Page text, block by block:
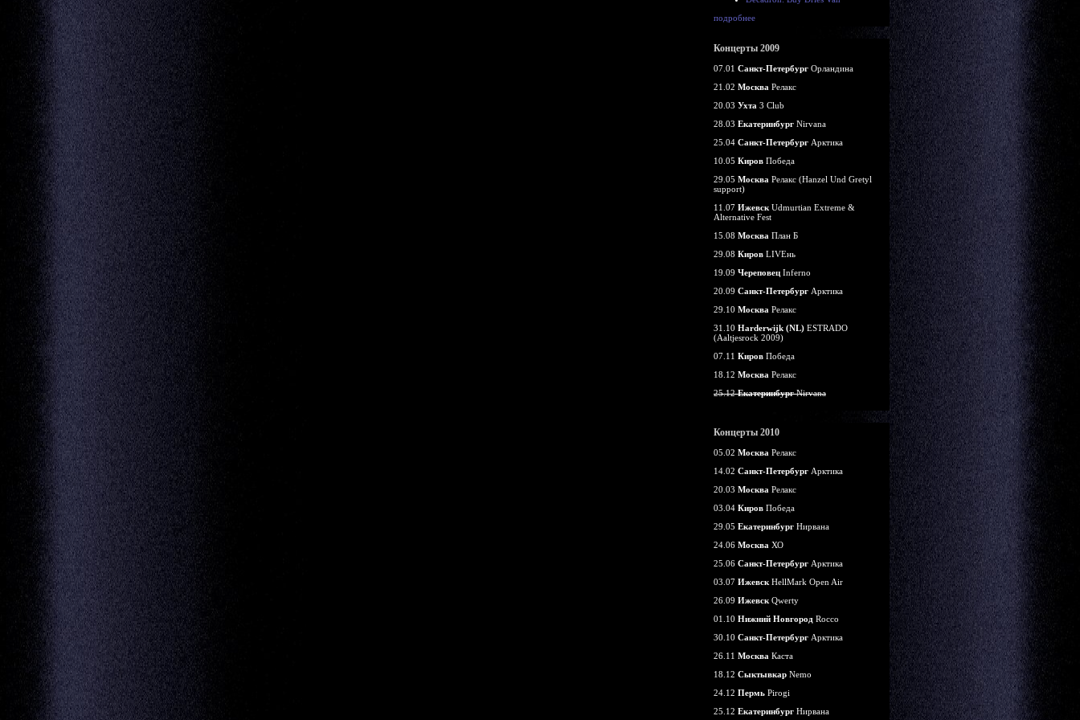
подробнее
Концерты 2009
07.01 Санкт-Петербург Орландина
21.02 Москва Релакс
20.03 Ухта 3 Club
28.03 Екатеринбург Nirvana
25.04 Санкт-Петербург Арктика
10.05 Киров Победа
29.05 Москва Релакс (Hanzel Und Gretyl
support)
11.07 Ижевск Udmurtian Extreme &
Alternative Fest
15.08 Москва План Б
29.08 Киров LIVEнь
19.09 Череповец Inferno
20.09 Санкт-Петербург Арктика
29.10 Москва Релакс
31.10 Harderwijk (NL) ESTRADO
(Aaltjesrock 2009)
07.11 Киров Победа
18.12 Москва Релакс
25.12ЕкатеринбургNirvana
Концерты 2010
05.02 Москва Релакс
14.02 Санкт-Петербург Арктика
20.03 Москва Релакс
03.04 Киров Победа
29.05 Екатеринбург Нирвана
24.06 Москва ХО
25.06 Санкт-Петербург Арктика
03.07 Ижевск HellMark Open Air
26.09 Ижевск Qwerty
01.10 Нижний Новгород Rocco
30.10 Санкт-Петербург Арктика
26.11 Москва Каста
18.12 Сыктывкар Nemo
24.12 Пермь Pirogi
25.12 Екатеринбург Нирвана